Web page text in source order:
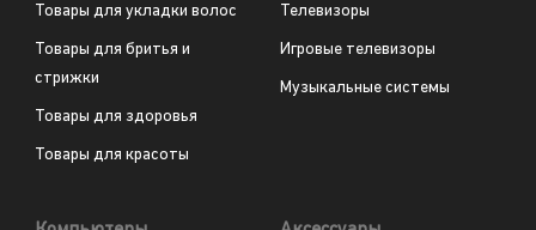
Товары для укладки волос
Товары для бритья и
стрижки
Товары для здоровья
Товары для красоты
Телевизоры
Игровые телевизоры
Музыкальные системы